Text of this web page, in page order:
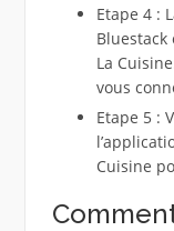
Etape 4 :
Bluestack
La
vous
Etape 5 :
Cuisine